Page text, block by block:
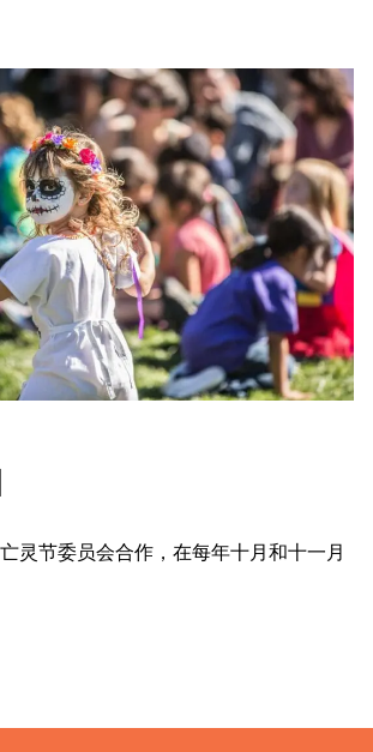
connect in celebration of Black culture.
灵节委员会合作，在每年十月和十一月